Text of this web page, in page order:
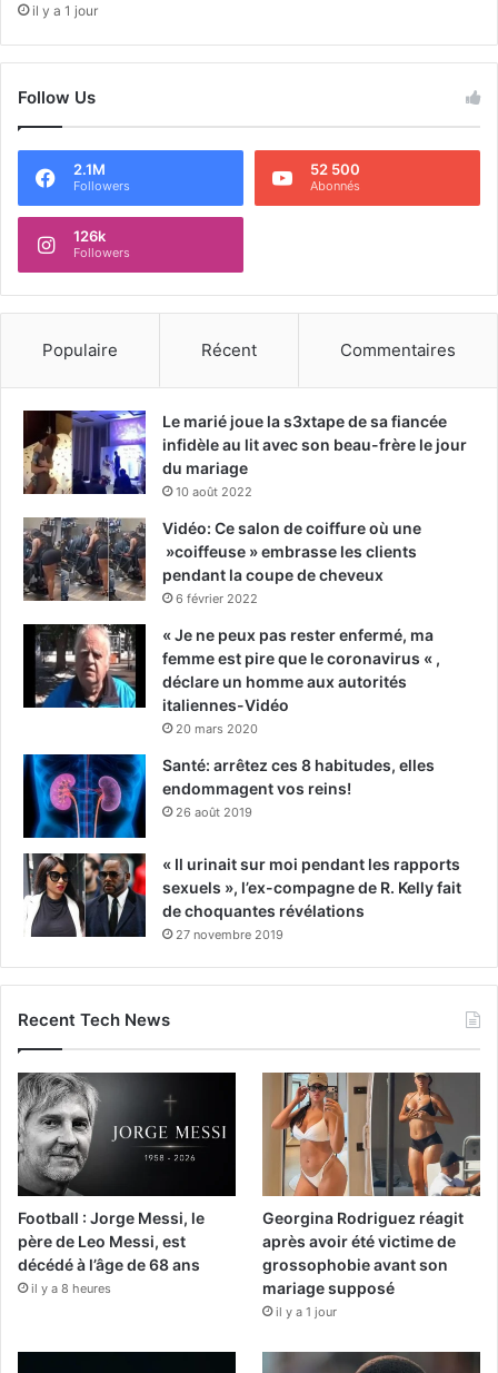
il y a 1 jour
Follow Us
2.1M
Followers
52 500
Abonnés
126k
Followers
Populaire Récent Commentaires
Le marié joue la s3xtape de sa fiancée
infidèle au lit avec son beau-frère le jour
du mariage
10 août 2022
Vidéo: Ce salon de coiffure où une
»coiffeuse » embrasse les clients
pendant la coupe de cheveux
6 février 2022
« Je ne peux pas rester enfermé, ma
femme est pire que le coronavirus « ,
déclare un homme aux autorités
italiennes-Vidéo
20 mars 2020
Santé: arrêtez ces 8 habitudes, elles
endommagent vos reins!
26 août 2019
« Il urinait sur moi pendant les rapports
sexuels », l’ex-compagne de R. Kelly fait
de choquantes révélations
27 novembre 2019
Recent Tech News
Football : Jorge Messi, le
père de Leo Messi, est
décédé à l’âge de 68 ans
il y a 8 heures
Georgina Rodriguez réagit
après avoir été victime de
grossophobie avant son
mariage supposé
il y a 1 jour